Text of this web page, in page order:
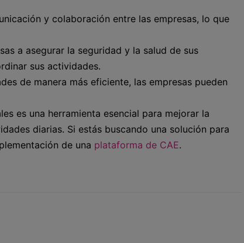
y colaboración entre las empresas, lo que
a asegurar la seguridad y la salud de sus
sus actividades.
de manera más eficiente, las empresas pueden
es una herramienta esencial para mejorar la
diarias. Si estás buscando una solución para
de una plataforma de CAE.